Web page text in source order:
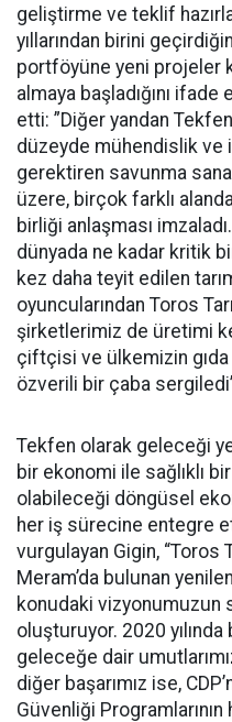
geliştirme ve teklif
yıllarından birini
portföyüne yeni projeler
almaya başladığını
etti: ”Diğer yandan
düzeyde mühendislik ve
gerektiren savunma
üzere, birçok farklı
birliği anlaşması
dünyada ne kadar kritik
kez daha teyit edilen
oyuncularından Toros
şirketlerimiz de üretimi
çiftçisi ve ülkemizin
özverili bir çaba
Tekfen olarak geleceği
bir ekonomi ile sağlıklı
olabileceği döngüsel
her iş sürecine entegre
vurgulayan Gigin, “Toros
Meram’da bulunan
konudaki vizyonumuzun
oluşturuyor. 2020
geleceğe dair
diğer başarımız ise,
Güvenliği Programlarının